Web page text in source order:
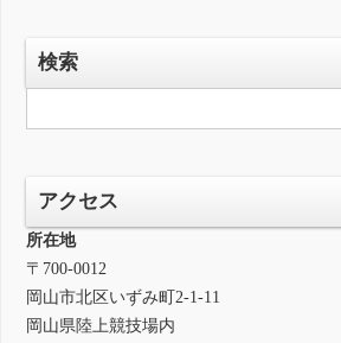
検索
アクセス
所在地
〒700-0012
岡山市北区いずみ町2-1-11
岡山県陸上競技場内